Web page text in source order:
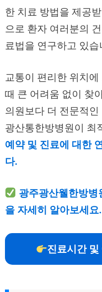
한 치료 방법을 제공
으로 환자 여러분의
료법을 연구하고 있습
교통이 편리한 위치
때 큰 어려움 없이 찾
의원보다 더 전문적
광산통한방병원이 최
예약 및 진료에 대한
다.
광주광산웰한방병
을 자세히 알아보세요.
진료시간